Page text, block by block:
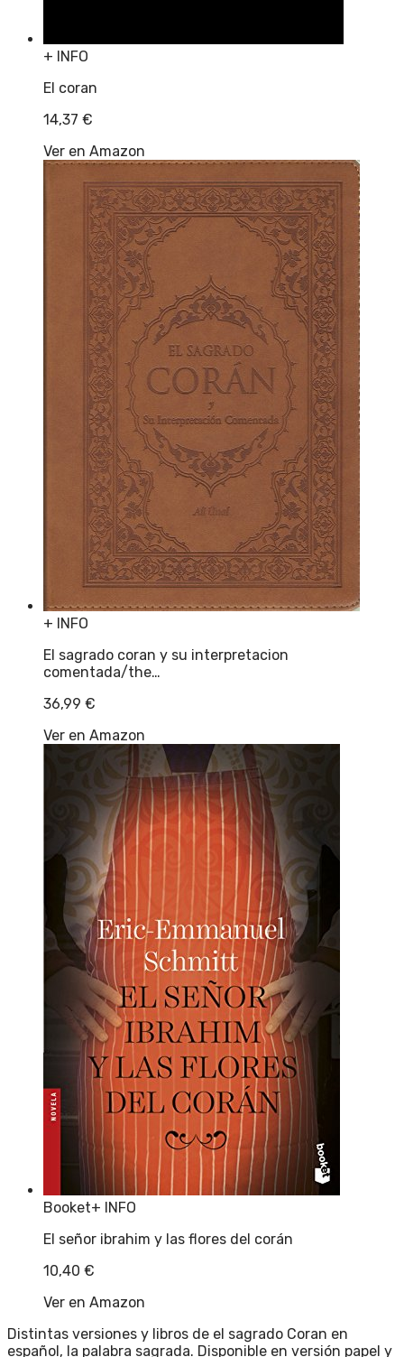
+ INFO
El coran
14,37 €
Ver en Amazon
+ INFO
El sagrado coran y su interpretacion
comentada/the…
36,99 €
Ver en Amazon
Booket+ INFO
El señor ibrahim y las flores del corán
10,40 €
Ver en Amazon
Distintas versiones y libros de el sagrado Coran en
español, la palabra sagrada. Disponible en versión papel y